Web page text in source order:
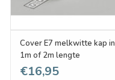
Cover E7 melkwitte kap in
1m of 2m lengte
€16,95